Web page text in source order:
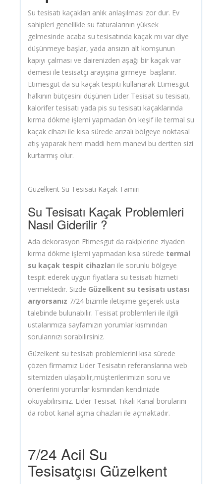
Su tesisatı kaçakları anlık anlaşılması zor dur. Ev
sahipleri genellikle su faturalarının yüksek
gelmesinde acaba su tesisatında kaçak mı var diye
düşünmeye başlar, yada ansızın alt komşunun
kapıyı çalması ve dairenizden aşağı bir kaçak var
demesi ile tesisatçı arayışına girmeye başlanır.
Etimesgut da su kaçak tespiti kullanarak Etimesgut
halkının bütçesini düşünen Lider Tesisat su tesisatı,
kalorifer tesisatı yada pis su tesisatı kaçaklarında
kırma dökme işlemi yapmadan ön keşif ile termal su
kaçak cihazı ile kısa sürede arızalı bölgeye noktasal
atış yaparak hem maddi hem manevi bu dertten sizi
kurtarmış olur.
Güzelkent Su Tesisatı Kaçak Tamiri
Su Tesisatı Kaçak Problemleri
Nasıl Giderilir ?
Ada dekorasyon Etimesgut da rakiplerine ziyaden
kırma dökme işlemi yapmadan kısa sürede termal
su kaçak tespit cihazları ile sorunlu bölgeye
tespit ederek uygun fiyatlara su tesisatı hizmeti
vermektedir. Sizde Güzelkent su tesisatı ustası
arıyorsanız 7/24 bizimle iletişime geçerek usta
talebinde bulunabilir. Tesisat problemleri ile ilgili
ustalarımıza sayfamızın yorumlar kısmından
sorularınızı sorabilirsiniz.
Güzelkent su tesisatı problemlerini kısa sürede
çözen firmamız Lider Tesisatın referanslarına web
sitemizden ulaşabilir,müşterilerimizin soru ve
önerilerini yorumlar kısmından kendinizde
okuyabilirsiniz. Lider Tesisat Tıkalı Kanal borularını
da robot kanal açma cihazları ile açmaktadır.
7/24 Acil Su
Tesisatçısı Güzelkent